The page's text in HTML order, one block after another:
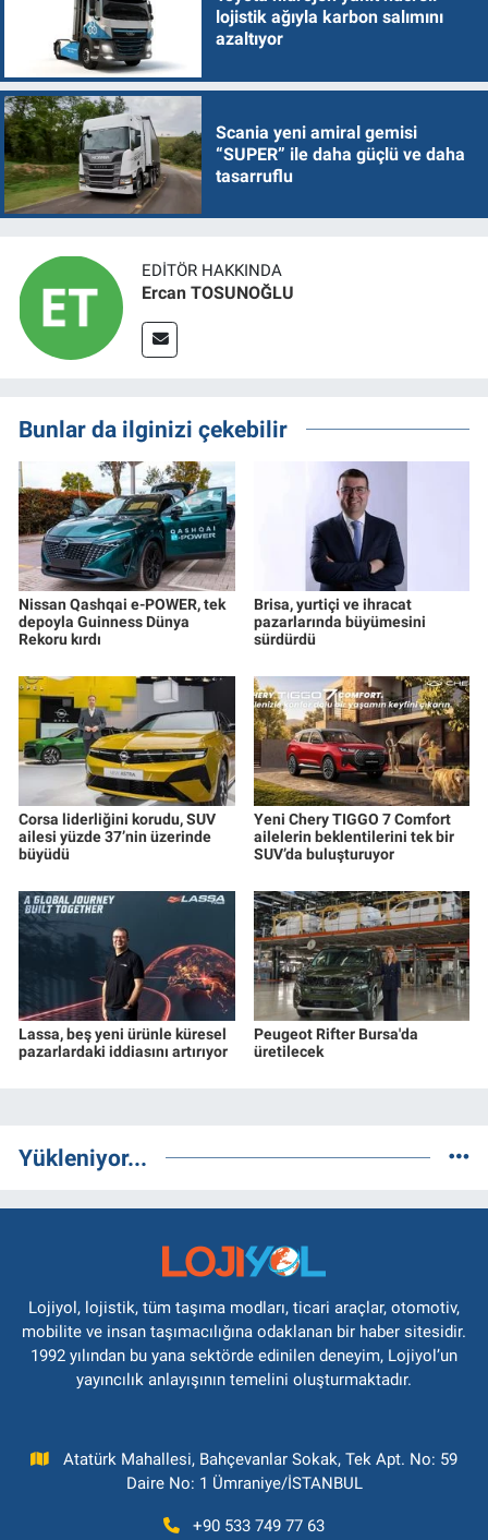
lojistik ağıyla karbon salımını
azaltıyor
Scania yeni amiral gemisi
“SUPER” ile daha güçlü ve daha
tasarruflu
EDITÖR HAKKINDA
Ercan TOSUNOĞLU
Bunlar da ilginizi çekebilir
Nissan Qashqai e-POWER, tek
depoyla Guinness Dünya
Rekoru kırdı
Brisa, yurtiçi ve ihracat
pazarlarında büyümesini
sürdürdü
Corsa liderliğini korudu, SUV
ailesi yüzde 37’nin üzerinde
büyüdü
Yeni Chery TIGGO 7 Comfort
ailelerin beklentilerini tek bir
SUV’da buluşturuyor
Lassa, beş yeni ürünle küresel
pazarlardaki iddiasını artırıyor
Peugeot Rifter Bursa'da
üretilecek
Yükleniyor...
Lojiyol, lojistik, tüm taşıma modları, ticari araçlar, otomotiv,
mobilite ve insan taşımacılığına odaklanan bir haber sitesidir.
1992 yılından bu yana sektörde edinilen deneyim, Lojiyol’un
yayıncılık anlayışının temelini oluşturmaktadır.
Atatürk Mahallesi, Bahçevanlar Sokak, Tek Apt. No: 59
Daire No: 1 Ümraniye/İSTANBUL
+90 533 749 77 63